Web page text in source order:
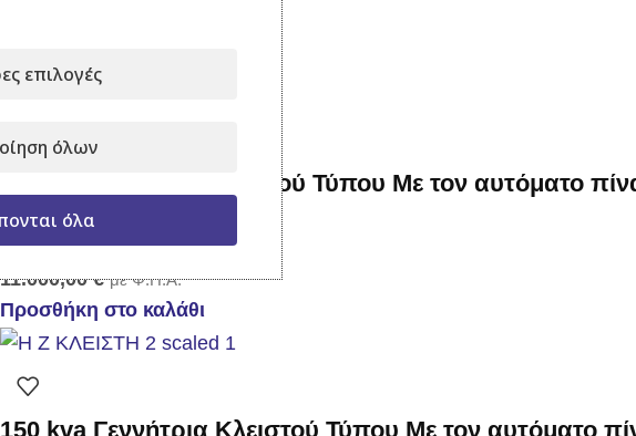
22 kva Γεννήτρια Κλειστού Τύπου Με τον αυτόματο
Σε απόθεμα
11.000,00€ με Φ.Π.Α.
Προσθήκη στο καλάθι
150 kva Γεννήτρια Κλειστού Τύπου Με τον αυτόματο
επιλογές
όλων
όλα